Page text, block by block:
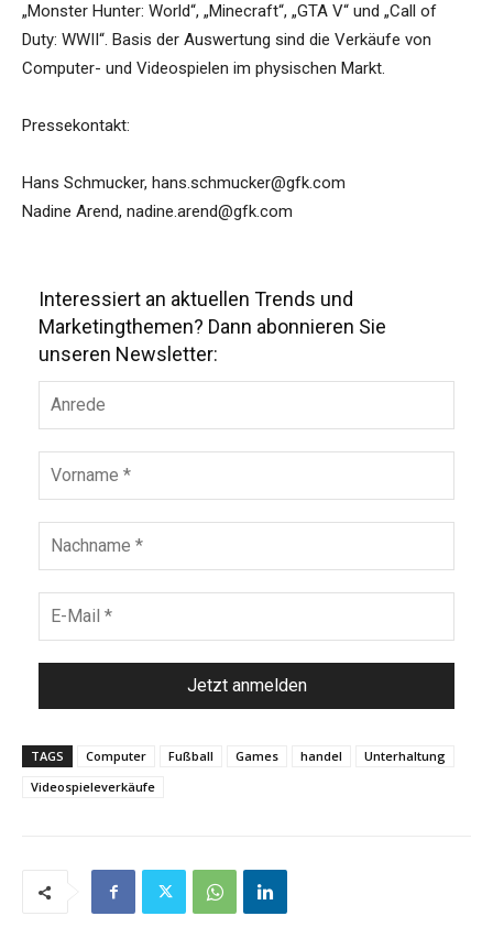
„Monster Hunter: World“, „Minecraft“, „GTA V“ und „Call of
Duty: WWII“. Basis der Auswertung sind die Verkäufe von
Computer- und Videospielen im physischen Markt.
Pressekontakt:
Hans Schmucker, hans.schmucker@gfk.com
Nadine Arend, nadine.arend@gfk.com
Interessiert an aktuellen Trends und
Marketingthemen? Dann abonnieren Sie
unseren Newsletter:
TAGS Computer Fußball Games handel
Unterhaltung
Videospieleverkäufe